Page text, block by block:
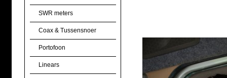
SWR meters
Coax & Tussensnoer
Portofoon
Linears